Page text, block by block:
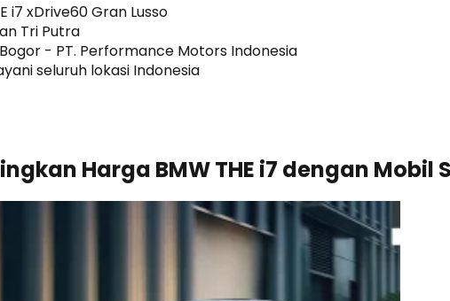
i7 xDrive60 Gran Lusso
Tri Putra
- PT. Performance Motors Indonesia
seluruh lokasi Indonesia
Harga BMW THE i7 dengan Mobil